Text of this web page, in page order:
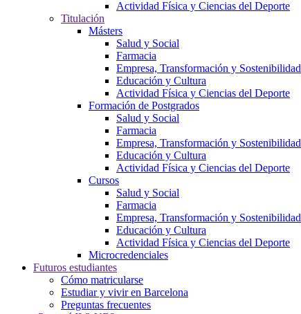
Actividad Física y Ciencias del Deporte
Titulación
Másters
Salud y Social
Farmacia
Empresa, Transformación y Sostenibilidad
Educación y Cultura
Actividad Física y Ciencias del Deporte
Formación de Postgrados
Salud y Social
Farmacia
Empresa, Transformación y Sostenibilidad
Educación y Cultura
Actividad Física y Ciencias del Deporte
Cursos
Salud y Social
Farmacia
Empresa, Transformación y Sostenibilidad
Educación y Cultura
Actividad Física y Ciencias del Deporte
Microcredenciales
Futuros estudiantes
Cómo matricularse
Estudiar y vivir en Barcelona
Preguntas frecuentes